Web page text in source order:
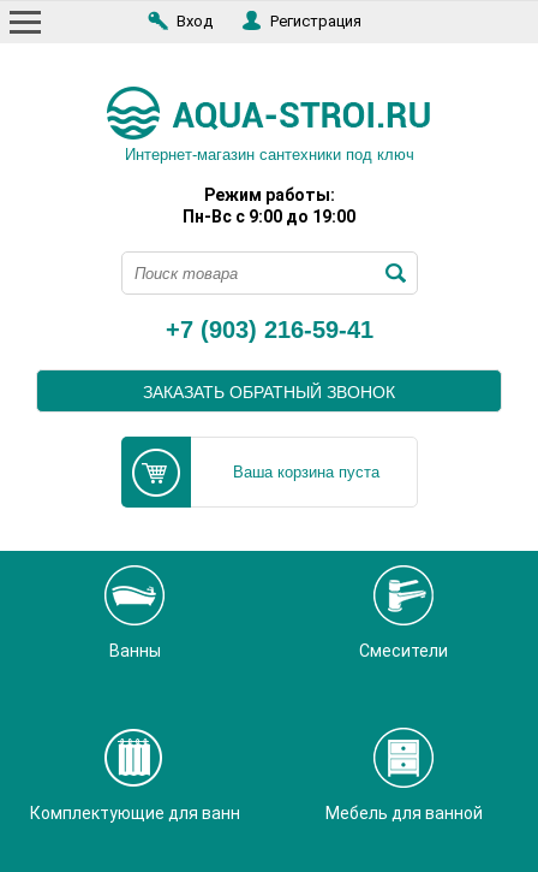
Вход Регистрация
Интернет-магазин сантехники под ключ
Режим работы:
Пн-Вс с 9:00 до 19:00
+7 (903) 216-59-41
ЗАКАЗАТЬ ОБРАТНЫЙ ЗВОНОК
Ваша корзина пуста
Ванны Смесители
Комплектующие для ванн Мебель для ванной